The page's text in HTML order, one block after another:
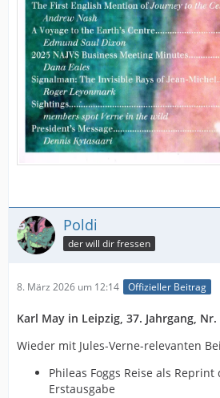
Poldi
der will dir fressen
8. März 2026 um 12:14 Offizieller Beitrag
Karl May in Leipzig, 37. Jahrgang,
Wieder mit Jules-Verne-relevanten
Phileas Foggs Reise als
Erstausgabe